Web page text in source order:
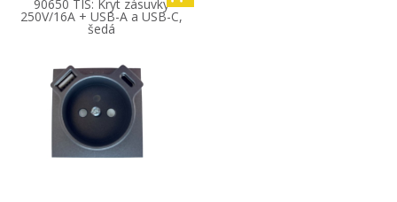
90650 TIS: Kryt zásuvky
250V/16A + USB-A a USB-C,
šedá